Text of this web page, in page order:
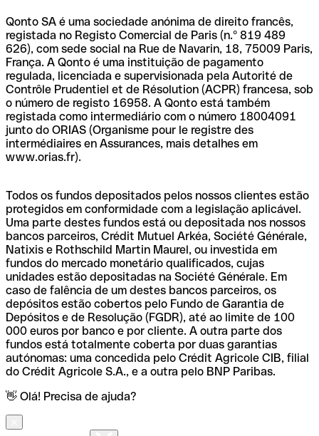
Qonto SA é uma sociedade anónima de direito francês,
registada no Registo Comercial de Paris (n.º 819 489
626), com sede social na Rue de Navarin, 18, 75009 Paris,
França. A Qonto é uma instituição de pagamento
regulada, licenciada e supervisionada pela Autorité de
Contrôle Prudentiel et de Résolution (ACPR) francesa, sob
o número de registo 16958. A Qonto está também
registada como intermediário com o número 18004091
junto do ORIAS (Organisme pour le registre des
intermédiaires en Assurances, mais detalhes em
www.orias.fr).
Todos os fundos depositados pelos nossos clientes estão
protegidos em conformidade com a legislação aplicável.
Uma parte destes fundos está ou depositada nos nossos
bancos parceiros, Crédit Mutuel Arkéa, Société Générale,
Natixis e Rothschild Martin Maurel, ou investida em
fundos do mercado monetário qualificados, cujas
unidades estão depositadas na Société Générale. Em
caso de falência de um destes bancos parceiros, os
depósitos estão cobertos pelo Fundo de Garantia de
Depósitos e de Resolução (FGDR), até ao limite de 100
000 euros por banco e por cliente. A outra parte dos
fundos está totalmente coberta por duas garantias
autónomas: uma concedida pelo Crédit Agricole CIB, filial
do Crédit Agricole S.A., e a outra pelo BNP Paribas.
👋 Olá! Precisa de ajuda?